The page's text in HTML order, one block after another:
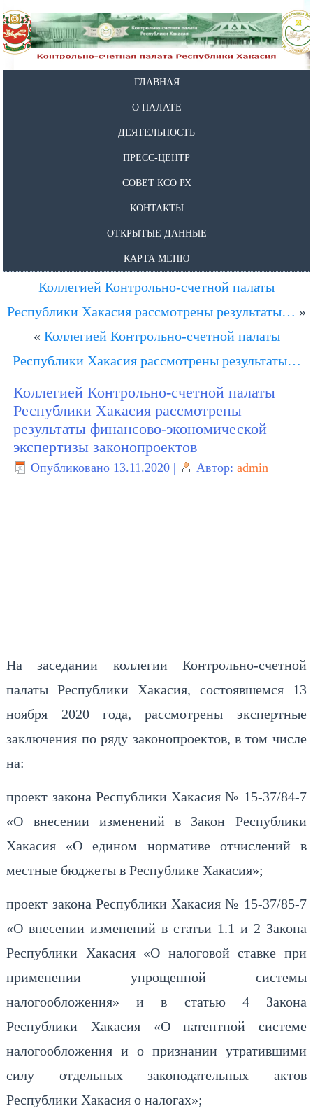
ГЛАВНАЯ
О ПАЛАТЕ
ДЕЯТЕЛЬНОСТЬ
ПРЕСС-ЦЕНТР
СОВЕТ КСО РХ
КОНТАКТЫ
ОТКРЫТЫЕ ДАННЫЕ
КАРТА МЕНЮ
Коллегией Контрольно-счетной палаты
Республики Хакасия рассмотрены результаты… »
« Коллегией Контрольно-счетной палаты
Республики Хакасия рассмотрены результаты…
Коллегией Контрольно-счетной палаты
Республики Хакасия рассмотрены
результаты финансово-экономической
экспертизы законопроектов
Опубликовано 13.11.2020 | Автор: admin
На заседании коллегии Контрольно-счетной
палаты Республики Хакасия, состоявшемся 13
ноября 2020 года, рассмотрены экспертные
заключения по ряду законопроектов, в том числе
на:
проект закона Республики Хакасия № 15-37/84-7
«О внесении изменений в Закон Республики
Хакасия «О едином нормативе отчислений в
местные бюджеты в Республике Хакасия»;
проект закона Республики Хакасия № 15-37/85-7
«О внесении изменений в статьи 1.1 и 2 Закона
Республики Хакасия «О налоговой ставке при
применении упрощенной системы
налогообложения» и в статью 4 Закона
Республики Хакасия «О патентной системе
налогообложения и о признании утратившими
силу отдельных законодательных актов
Республики Хакасия о налогах»;